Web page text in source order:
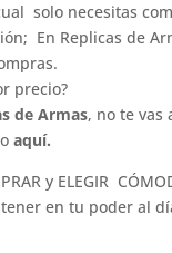
solo necesitas
En Replicas de
precio?
de Armas, no te vas
aquí.
y ELEGIR
en tu poder al